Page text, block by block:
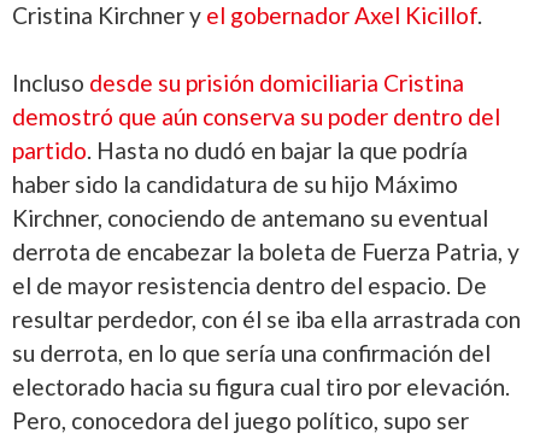
Cristina Kirchner y el gobernador Axel Kicillof.
Incluso desde su prisión domiciliaria Cristina
demostró que aún conserva su poder dentro del
partido. Hasta no dudó en bajar la que podría
haber sido la candidatura de su hijo Máximo
Kirchner, conociendo de antemano su eventual
derrota de encabezar la boleta de Fuerza Patria, y
el de mayor resistencia dentro del espacio. De
resultar perdedor, con él se iba ella arrastrada con
su derrota, en lo que sería una confirmación del
electorado hacia su figura cual tiro por elevación.
Pero, conocedora del juego político, supo ser